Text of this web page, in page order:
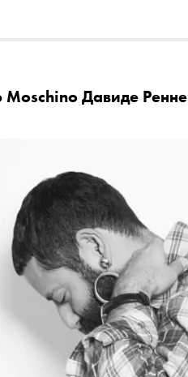
Moschino Давиде Ренне